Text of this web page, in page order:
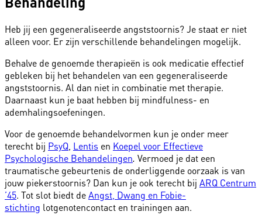
Heb jij een gegeneraliseerde angststoornis? Je staat er niet
alleen voor. Er zijn verschillende behandelingen mogelijk.
Behalve de genoemde therapieën is ook medicatie effectief
gebleken bij het behandelen van een gegeneraliseerde
angststoornis. Al dan niet in combinatie met therapie.
Daarnaast kun je baat hebben bij mindfulness- en
ademhalingsoefeningen.
Voor de genoemde behandelvormen kun je onder meer
terecht bij PsyQ Lentis en Koepel voor Effectieve
Psychologische Behandelingen. Vermoed je dat een
traumatische gebeurtenis de onderliggende oorzaak is van
jouw piekerstoornis? Dan kun je ook terecht bij ARQ Centrum
’45. Tot slot biedt deAngst, Dwang en Fobie-
stichting lotgenotencontact en trainingen aan.